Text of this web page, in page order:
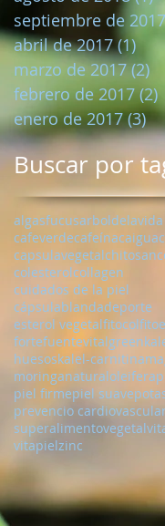
septiembre de 2017
abril de 2017 (1) 1
marzo de 2017 (2)
febrero de 2017 (2)
enero de 2017 (3)3
Buscar por
algasfucusarboldelavida
cafeverdecafeínacaigua
capsulavegetalchitosan
colesterolcollagen
cuidados de la piel
cápsulablandadeporte
esterol vegetalfitocol
fortefuentevital
huesoskalel-carnitina
moringanaturaloleifera
piel firmepiel suave
prevencio
superalimentovegetal
vitapielzinc